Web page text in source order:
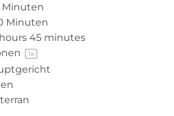
Minuten
Minuten
45 minutes
1x